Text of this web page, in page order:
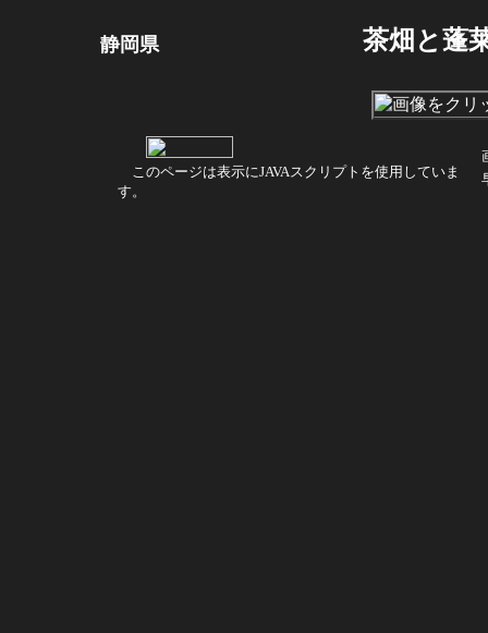
静岡県 茶畑と蓬
このページは表示にJAVAスクリプトを使用していま
す。